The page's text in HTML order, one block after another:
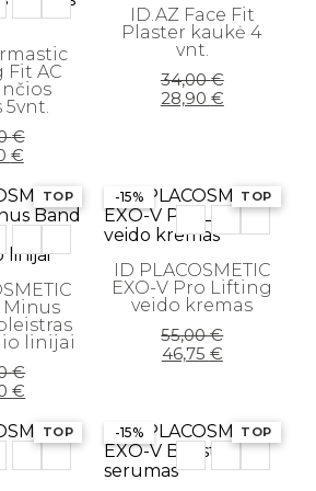
pudros
serumai)
blizgiai)
ir maskuokliai
ir maskuokliai
Fit AC
5vnt.
€
€.
€
€.
ID.AZ Face Fit
Plaster kaukė 4
vnt.
34,00€
Original
price
28,90 €
Current
price
TOP
Minus
linijai
€
€.
€
€.
-15% TOP
ID PLACOSMETIC
EXO-V Pro Lifting
veido kremas
55,00€
Original
price
46,75 €
Current
price
TOP -15% TOP